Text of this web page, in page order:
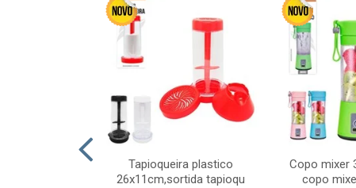
Tapioqueira plastico
26x11cm,sortida tapioqu
Copo mixer
copo